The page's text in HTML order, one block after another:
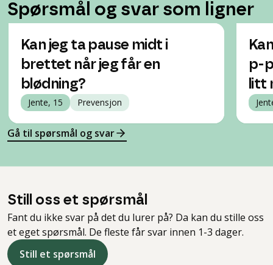
Spørsmål og svar som ligner
Kan jeg ta pause midt i
brettet når jeg får en
blødning?
Jente, 15 Prevensjon
p-
litt
Gå til spørsmål og svar
Still oss et spørsmål
Fant du ikke svar på det du lurer på? Da kan du stille oss
et eget spørsmål. De fleste får svar innen 1-3 dager.
Still et spørsmål